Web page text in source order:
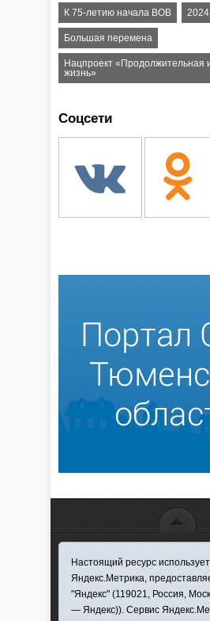
К 75-летию начала ВОВ
Большая перемена
Нацпроект «Продолжительная
жизнь»
Соцсети
использовании материалов
Информационная лента
поддержке правительства
Регистрационный номер СМИ
Настоящий ресурс
Яндекс.Метрика,
"Яндекс" (119021, Россия,
— Яндекс)). Сервис